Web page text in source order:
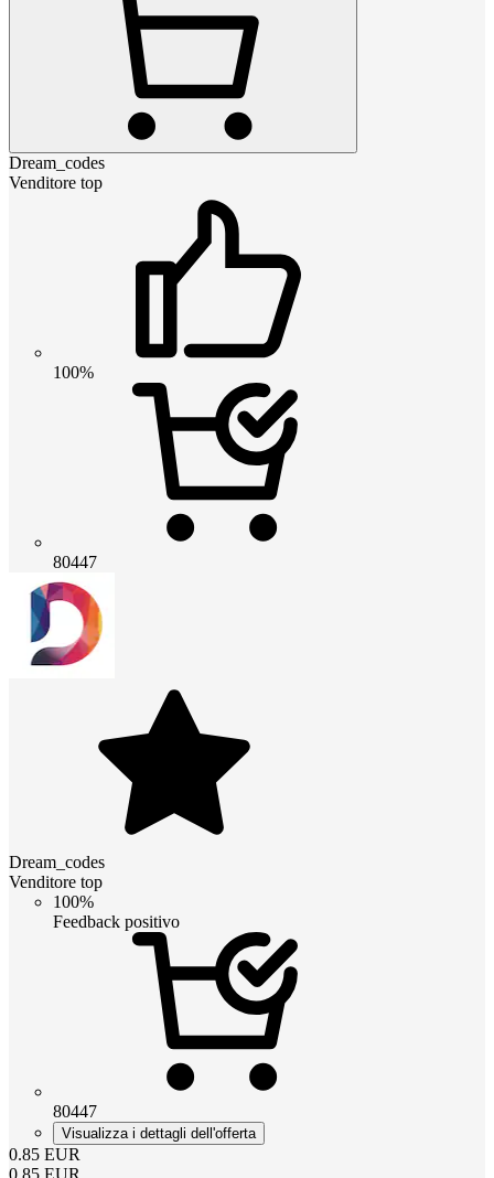
Dream_codes
Venditore top
100%
80447
Dream_codes
Venditore top
100%
Feedback positivo
80447
Visualizza i dettagli dell'offerta
0.85 EUR
0.85 EUR